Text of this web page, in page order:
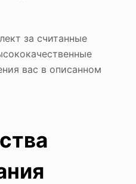
за считанные
вас в описанном